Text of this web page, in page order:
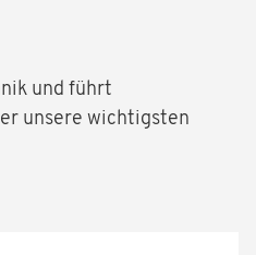
und führt
unsere wichtigsten